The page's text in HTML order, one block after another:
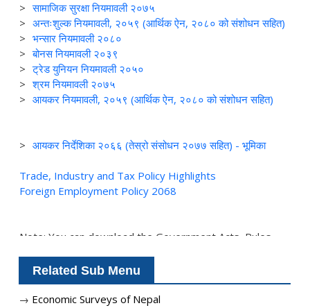
> सामाजिक सुरक्षा नियमावली २०७५
> अन्तःशुल्क नियमावली, २०५९ (आर्थिक ऐन, २०८० को संशोधन सहित)
> भन्सार नियमावली २०८०
> बोनस नियमावली २०३९
> ट्रेड युनियन नियमावली २०५०
> श्रम नियमावली २०७५
> आयकर नियमावली, २०५९ (आर्थिक ऐन, २०८० को संशोधन सहित)
> आयकर निर्देशिका २०६६ (तेस्रो संसोधन २०७७ सहित) - भूमिका
Trade, Industry and Tax Policy Highlights
Foreign Employment Policy 2068
Note: You can download the Government Acts, Rules,
fromhttp://www.lawcommission.gov.np
Related Sub Menu
→ Economic Surveys of Nepal